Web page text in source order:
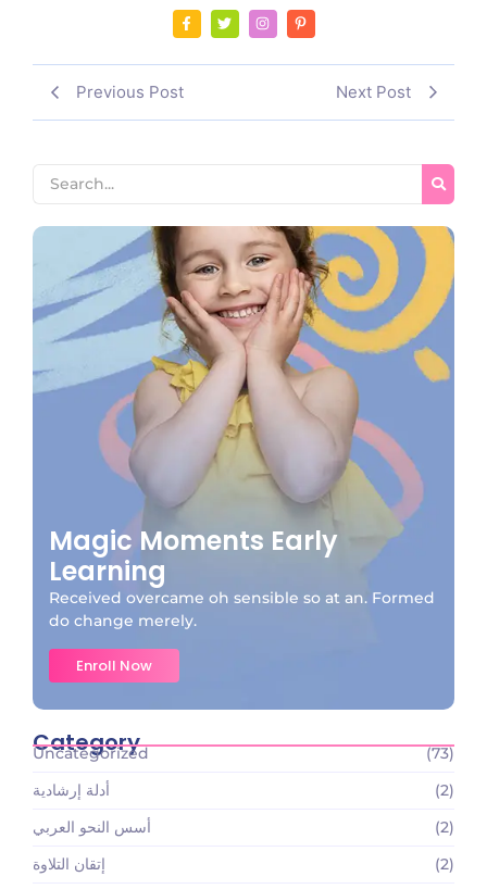
Previous Post Next Post
Magic Moments Early
Learning
Received overcame oh sensible so at an. Formed
do change merely.
Enroll Now
Category
Uncategorized
(73)
أدلة إرشادية
(2)
أسس النحو العربي
(2)
إتقان التلاوة
(2)